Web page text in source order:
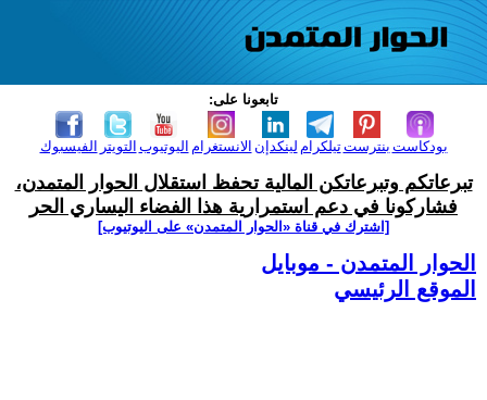
تابعونا على:
الفيسبوك التويتر اليوتيوب الانستغرام لينكدإن تيلكرامبنترست بودكاست
تبرعاتكم وتبرعاتكن المالية تحفظ استقلال الحوار المتمدن،
فشاركونا في دعم استمرارية هذا الفضاء اليساري الحر
[اشترك في قناة ‫«الحوار المتمدن» على اليوتيوب]
الحوار المتمدن - موبايل
الموقع الرئيسي